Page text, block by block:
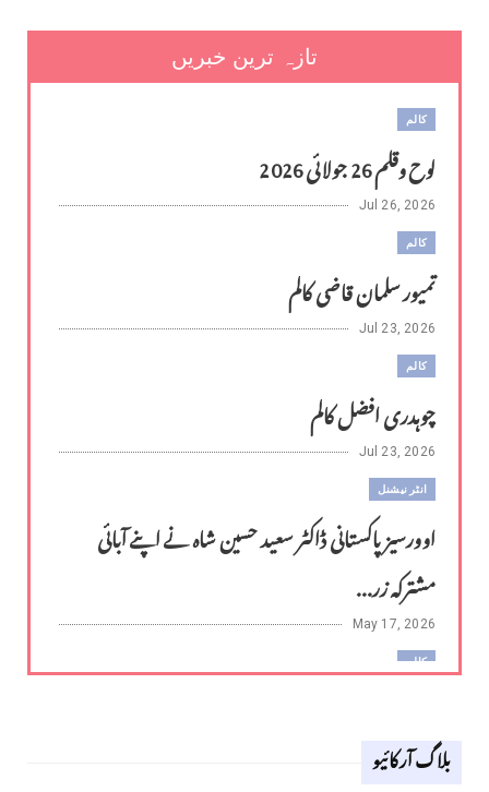
تازہ ترین خبریں
کالم
لوح وقلم 26 جولائی 2026
Jul 26, 2026
کالم
تمیور سلمان قاضی کالم
Jul 23, 2026
کالم
چوہدری افضل کالم
Jul 23, 2026
انٹر نیشنل
اوورسیز پاکستانی ڈاکٹر سعید حسین شاہ نے اپنے آبائی
مشترکہ زر...
May 17, 2026
کالم
Apr 18, 2026
بلاگ آرکائیو